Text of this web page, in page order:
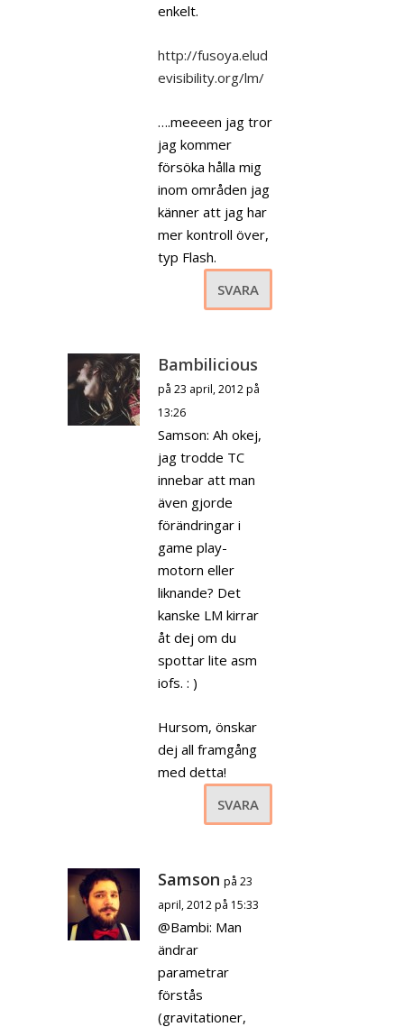
enkelt.
http://fusoya.elud
evisibility.org/lm/
….meeeen jag tror
jag kommer
försöka hålla mig
inom områden jag
känner att jag har
mer kontroll över,
typ Flash.
SVARA
Bambilicious
på 23 april, 2012 på
13:26
Samson: Ah okej,
jag trodde TC
innebar att man
även gjorde
förändringar i
game play-
motorn eller
liknande? Det
kanske LM kirrar
åt dej om du
spottar lite asm
iofs. : )
Hursom, önskar
dej all framgång
med detta!
SVARA
Samson på 23
april, 2012 på 15:33
@Bambi: Man
ändrar
parametrar
förstås
(gravitationer,